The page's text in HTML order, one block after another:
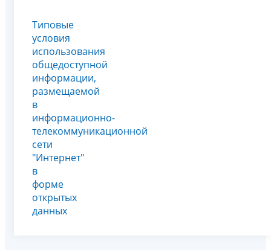
Типовые
условия
использования
общедоступной
информации,
размещаемой
в
информационно-
телекоммуникационной
сети
"Интернет"
в
форме
открытых
данных